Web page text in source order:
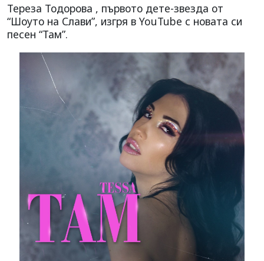
Тереза Тодорова , първото дете-звезда от
“Шоуто на Слави”, изгря в YouTube с новата си
песен “Там”.